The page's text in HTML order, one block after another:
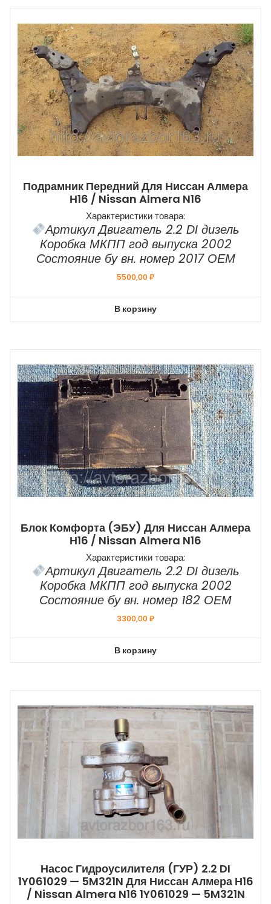
Подрамник Передний Для Ниссан Алмера
Н16 / Nissan Almera N16
Характеристики товара:
Артикул Двигатель 2.2 DI дизель
Коробка МКПП год выпуска 2002
Состояние бу вн. номер 2017 ОЕМ
5500,00₽
В корзину
Блок Комфорта (ЭБУ) Для Ниссан Алмера
Н16 / Nissan Almera N16
Характеристики товара:
Артикул Двигатель 2.2 DI дизель
Коробка МКПП год выпуска 2002
Состояние бу вн. номер 182 ОЕМ
3300,00₽
В корзину
Насос Гидроусилителя (ГУР) 2.2 DI
1Y061029 — 5M321N Для Ниссан Алмера Н16
/ Nissan Almera N16 1Y061029 — 5M321N